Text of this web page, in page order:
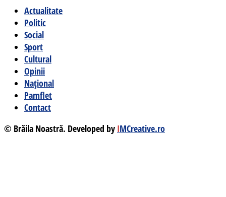
Actualitate
Politic
Social
Sport
Cultural
Opinii
Național
Pamflet
Contact
© Brăila Noastră. Developed by IMCreative.ro